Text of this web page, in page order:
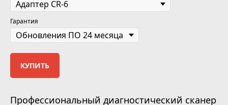
Гарантия
КУПИТЬ
Профессиональный диагностический сканер